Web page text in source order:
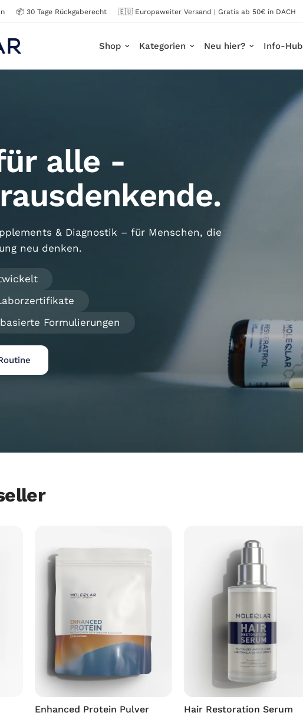
📦 30 Tage Rückgaberecht 🇪🇺 Europaweiter Versand | Gratis ab 50€ in DACH
Shop Kategorien Neu hier? Info-Hub
2.900 Kunden-Rezensionen
alle -
& Diagnostik – für Menschen, die
neu denken.
Formulierungen
Enhanced Protein Pulver Hair Restoration Serum